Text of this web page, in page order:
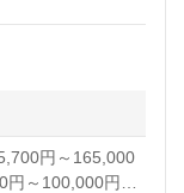
円～165,000
円～100,000円